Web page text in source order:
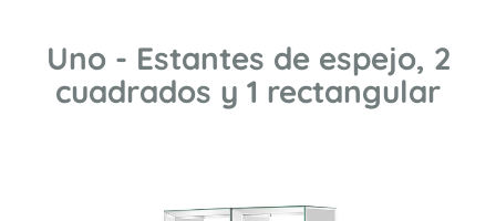
Uno - Estantes de espejo, 2
cuadrados y 1 rectangular